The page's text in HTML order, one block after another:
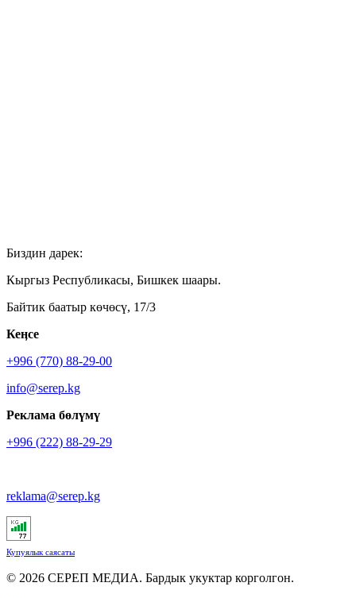
Биздин дарек:
Кыргыз Республикасы, Бишкек шаары.
Байтик баатыр көчөсү, 17/3
Кеӊсе
+996 (770) 88-29-00
info@serep.kg
Реклама бөлүмү
+996 (222) 88-29-29
reklama@serep.kg
Купуялык саясаты
© 2026 СЕРЕП МЕДИА. Бардык укуктар корголгон.